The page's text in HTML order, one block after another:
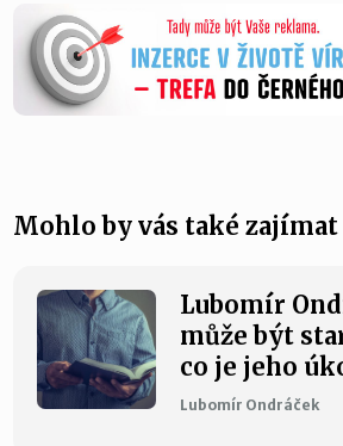
Mohlo by vás také zajímat
Lubomír
může být
co je jeho
Lubomír Ondráček